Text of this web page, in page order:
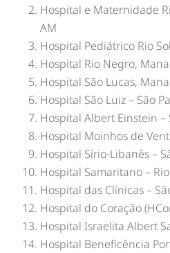
Hospital e Maternidade
AM
Hospital Pediátrico Rio
Hospital Rio Negro,
Hospital São Lucas,
Hospital São Luiz – São
Hospital Albert Einstein –
Hospital Moinhos de
Hospital Sírio-Libanês –
Hospital Samaritano –
Hospital das Clínicas –
Hospital do Coração
Hospital Israelita Albert
Hospital Beneficência